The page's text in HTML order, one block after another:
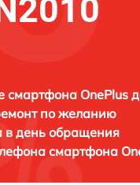
смартфона OnePlus
по желанию
в день обращения
смартфона